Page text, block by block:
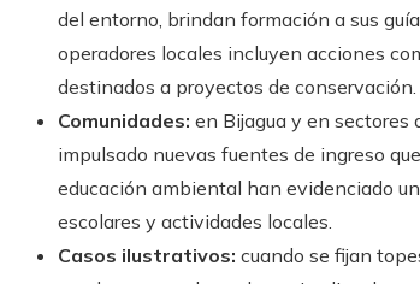
del entorno, brindan formación a sus
operadores locales incluyen acciones
destinados a proyectos de conservación.
Comunidades: en Bijagua y en sectores
impulsado nuevas fuentes de ingreso
educación ambiental han evidenciado
escolares y actividades locales.
Casos ilustrativos: cuando se fijan